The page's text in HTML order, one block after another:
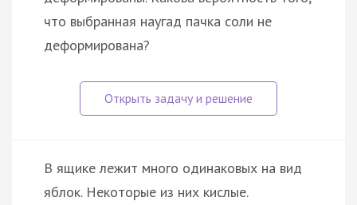
что выбранная наугад пачка соли не
деформирована?
В ящике лежит много одинаковых на вид
яблок. Некоторые из них кислые.